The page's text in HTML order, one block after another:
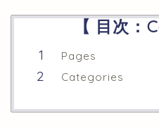
【 目次：
Pages
Categories